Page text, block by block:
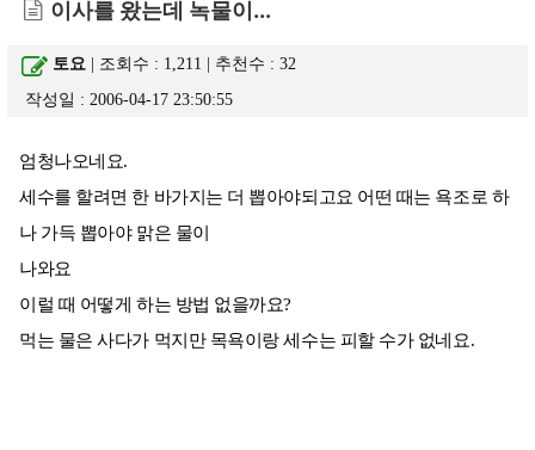
이사를 왔는데 녹물이...
토요 | 조회수 : 1,211 | 추천수 :32
작성일 : 2006-04-17 23:50:55
엄청나오네요.
세수를 할려면 한 바가지는 더 뽑아야되고요 어떤 때는 욕조로 하
나 가득 뽑아야 맑은 물이
나와요
이럴 때 어떻게 하는 방법 없을까요?
먹는 물은 사다가 먹지만 목욕이랑 세수는 피할 수가 없네요.